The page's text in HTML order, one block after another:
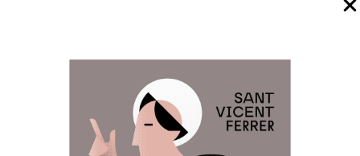
tristor i decepció que repercutí en un cos que no
soportaba més tanta pesantea.
El cas és que postrat en el llit i en perill de mort -